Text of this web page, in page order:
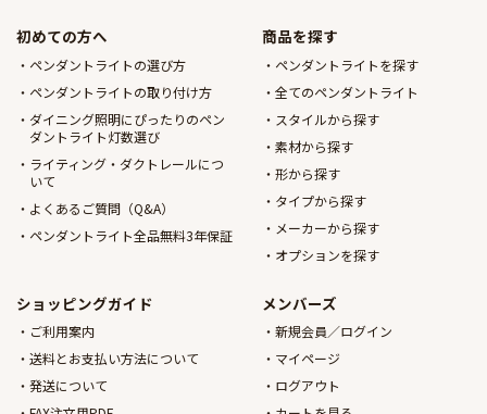
初めての方へ
ペンダントライトの選び方
ペンダントライトの取り付け方
ダイニング照明にぴったりのペン
ダントライト灯数選び
ライティング・ダクトレールにつ
いて
よくあるご質問（Q&A）
ペンダントライト全品無料3年保証
商品を探す
ペンダントライトを探す
全てのペンダントライト
スタイルから探す
素材から探す
形から探す
タイプから探す
メーカーから探す
オプションを探す
ショッピングガイド
ご利用案内
送料とお支払い方法について
発送について
メンバーズ
新規会員／ログイン
マイページ
ログアウト